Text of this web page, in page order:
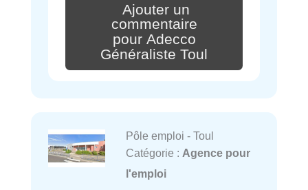
Ajouter un
commentaire
pour Adecco
Généraliste Toul
Pôle emploi - Toul
Catégorie : Agence pour
l'emploi